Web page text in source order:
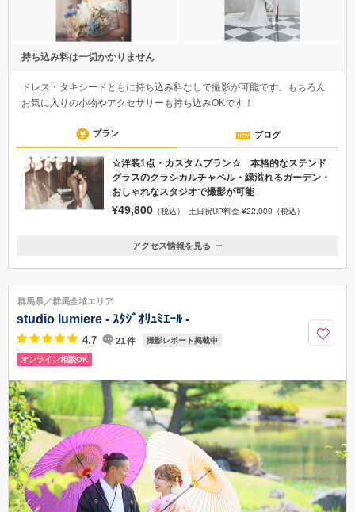
持ち込み料は一切かかりません
ドレス・タキシードともに持ち込み料なしで撮影が可能です。もちろん
お気に入りの小物やアクセサリーも持ち込みOKです！
プラン ブログ
☆洋装1点・カスタムプラン☆ 本格的なステンド
グラスのクラシカルチャペル・緑溢れるガーデン・
おしゃれなスタジオで撮影が可能
¥49,800 （税込） 土日祝UP料金 ¥22,000（税込）
群馬県高崎市上大類町918
インターより車 5分
027-352-1777
アクセス情報を見る
群馬県／群馬全域エリア
studio lumiere - ｽﾀｼﾞｵﾘｭﾐｴｰﾙ -
4.7 21 件 撮影レポート掲載中
オンライン相談OK